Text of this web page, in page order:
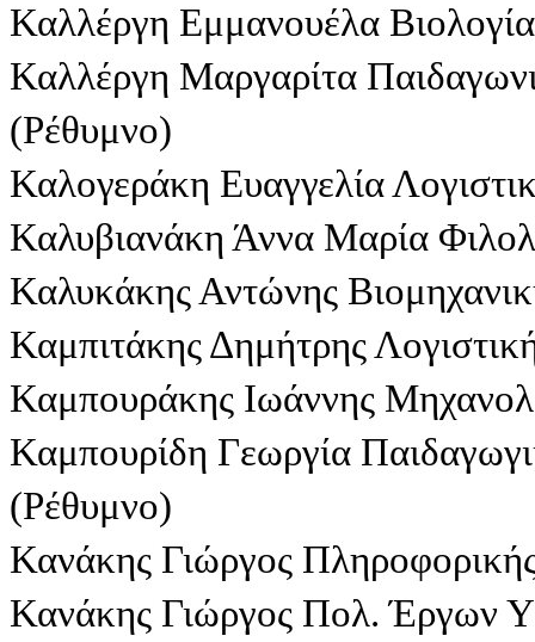
Καλλέργη Εμμανουέλα
Καλλέργη Μαργαρίτα
(Ρέθυμνο)
Καλογεράκη Ευαγγελία
Καλυβιανάκη Άννα Μαρία
Καλυκάκης Αντώνης
Καμπιτάκης Δημήτρης
Καμπουράκης Ιωάννης
Καμπουρίδη Γεωργία
(Ρέθυμνο)
Κανάκης Γιώργος
Κανάκης Γιώργος Πολ. Έργων